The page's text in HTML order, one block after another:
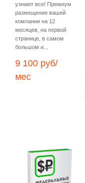
узнают все! Премиум
размещение вашей
компании на 12
месяцев, на первой
странице, в самом
большом и...
9 100 руб/
мес